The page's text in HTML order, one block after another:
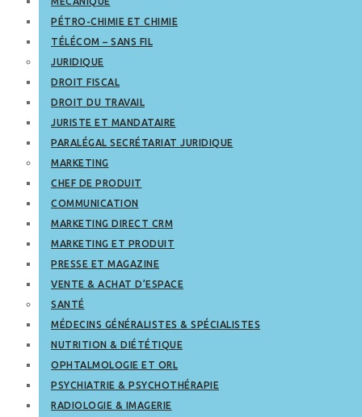
PÉTRO-CHIMIE ET CHIMIE
TÉLÉCOM – SANS FIL
JURIDIQUE
DROIT FISCAL
DROIT DU TRAVAIL
JURISTE ET MANDATAIRE
PARALÉGAL SECRÉTARIAT JURIDIQUE
MARKETING
CHEF DE PRODUIT
COMMUNICATION
MARKETING DIRECT CRM
MARKETING ET PRODUIT
PRESSE ET MAGAZINE
VENTE & ACHAT D’ESPACE
SANTÉ
MÉDECINS GÉNÉRALISTES & SPÉCIALISTES
NUTRITION & DIÉTÉTIQUE
OPHTALMOLOGIE ET ORL
PSYCHIATRIE & PSYCHOTHÉRAPIE
RADIOLOGIE & IMAGERIE